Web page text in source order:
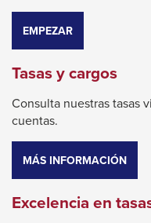
EMPEZAR
Tasas y cargos
Consulta nuestras tasas
cuentas.
MÁS INFORMACIÓN
Excelencia en